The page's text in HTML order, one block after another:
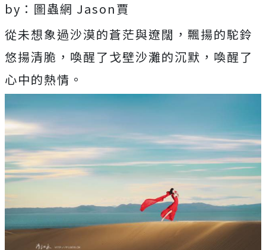
by：圖蟲網 Jason賈
從未想象過沙漠的蒼茫與遼闊，飄揚的駝鈴
悠揚清脆，喚醒了戈壁沙灘的沉默，喚醒了
心中的熱情。